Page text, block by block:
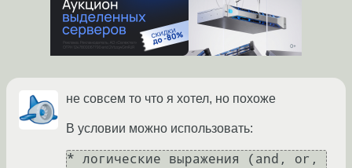
не совсем то что я хотел, но похоже
В условии можно использовать:
* логические выражения (and, or,